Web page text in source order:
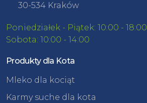
30-534 Kraków
Poniedziałek - Piątek: 10:00 - 18:00
Sobota: 10:00 - 14:00
Produkty dla Kota
Mleko dla kociąt
Karmy suche dla kota